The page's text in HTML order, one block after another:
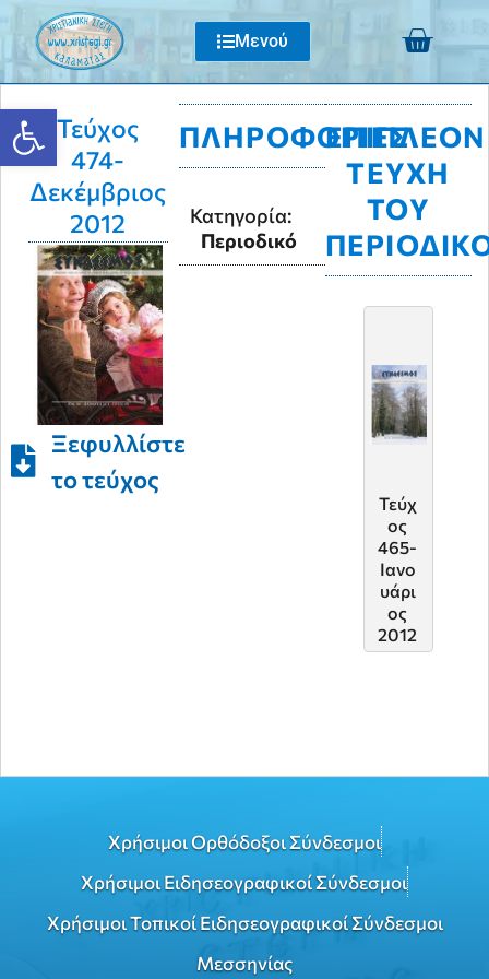
Μενού
Τεύχος
474-
Δεκέμβριος
2012
Ξεφυλλίστε
το τεύχος
ΠΛΗΡΟΦΟΡΊΕΣ
Κατηγορία:
Περιοδικό
ΕΠΙΠΛΈΟΝ
ΤΕΎΧΗ
ΤΟΥ
Τεύχ
ος
465-
Ιανο
υάρι
ος
2012
Χρήσιμοι Ορθόδοξοι Σύνδεσμοι
Χρήσιμοι Ειδησεογραφικοί Σύνδεσμοι
Χρήσιμοι Τοπικοί Ειδησεογραφικοί Σύνδεσμοι
Μεσσηνίας
Ανοίξτε τη γραμμή εργαλείων